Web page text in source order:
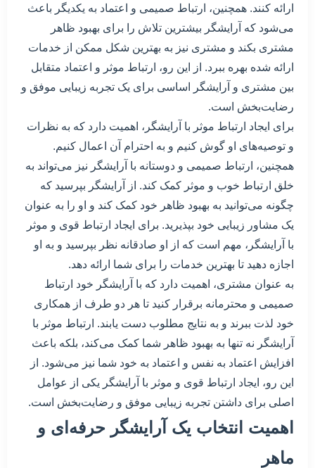
ارائه کنند. همچنین، ارتباط صمیمی و اعتماد به یکدیگر باعث
می‌شود که آرایشگر بیشترین تلاش را برای بهبود ظاهر
مشتری بکند و مشتری نیز به بهترین شکل ممکن از خدمات
ارائه شده بهره ببرد. از این رو، ارتباط موثر و اعتماد متقابل
بین مشتری و آرایشگر اساسی برای یک تجربه زیبایی موفق و
رضایت‌بخش است.
برای ایجاد ارتباط موثر با آرایشگر، اهمیت دارد که به نظرات
و توصیه‌های او گوش کنیم و به احترام آن اعمال کنیم.
همچنین، ارتباط صمیمی و دوستانه با آرایشگر نیز می‌تواند به
خلق ارتباط خوب و موثر کمک کند. از آرایشگر بپرسید که
چگونه می‌توانید به بهبود ظاهر خود کمک کند و او را به عنوان
یک مشاور زیبایی خود بپذیرید. برای ایجاد ارتباط قوی و موثر
با آرایشگر، مهم است که از او صادقانه نظر بپرسید و به او
اجازه دهید تا بهترین خدمات را برای شما ارائه دهد.
به عنوان مشتری، اهمیت دارد که با آرایشگر خود ارتباط
صمیمی و محترمانه برقرار کنید تا هر دو طرف از همکاری
خود لذت ببرند و به نتایج مطلوب دست یابند. ارتباط موثر با
آرایشگر نه تنها به بهبود ظاهر شما کمک می‌کند، بلکه باعث
افزایش اعتماد به نفس و اعتماد به خود شما نیز می‌شود. از
این رو، ایجاد ارتباط قوی و موثر با آرایشگر یکی از عوامل
اصلی برای داشتن تجربه زیبایی موفق و رضایت‌بخش است.
اهمیت انتخاب یک آرایشگر حرفه‌ای و
ماهر